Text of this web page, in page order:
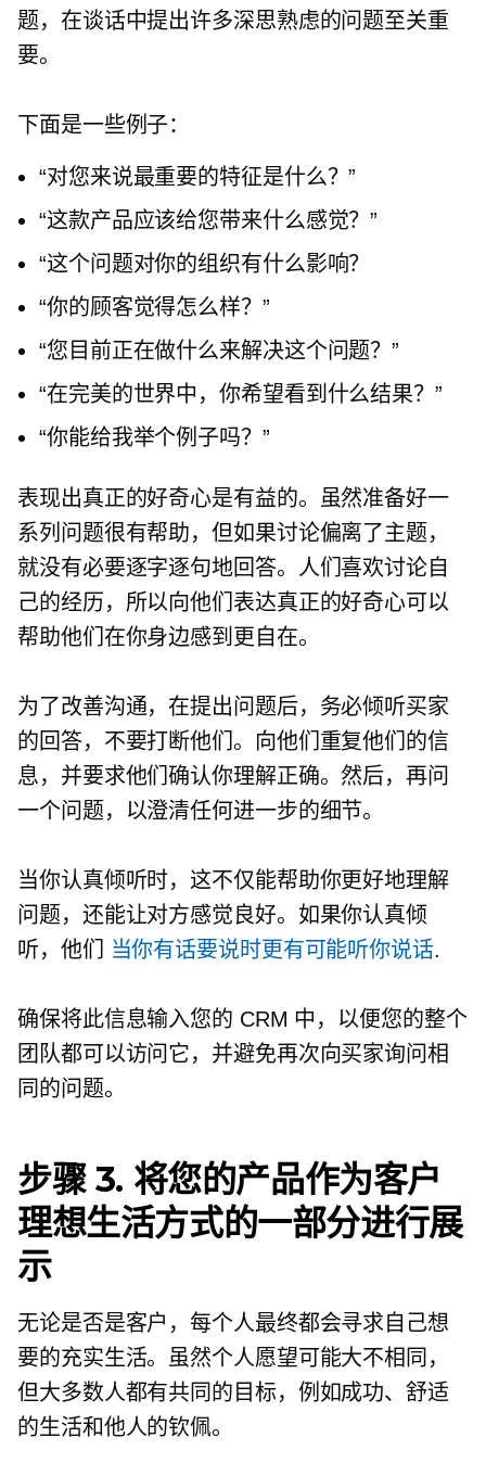
题，在谈话中提出许多深思熟虑的问题至关重
要。
下面是一些例子：
“对您来说最重要的特征是什么？”
“这款产品应该给您带来什么感觉？”
“这个问题对你的组织有什么影响？
“你的顾客觉得怎么样？”
“您目前正在做什么来解决这个问题？”
“在完美的世界中，你希望看到什么结果？”
“你能给我举个例子吗？”
表现出真正的好奇心是有益的。虽然准备好一
系列问题很有帮助，但如果讨论偏离了主题，
就没有必要逐字逐句地回答。人们喜欢讨论自
己的经历，所以向他们表达真正的好奇心可以
帮助他们在你身边感到更自在。
为了改善沟通，在提出问题后，务必倾听买家
的回答，不要打断他们。向他们重复他们的信
息，并要求他们确认你理解正确。然后，再问
一个问题，以澄清任何进一步的细节。
当你认真倾听时，这不仅能帮助你更好地理解
问题，还能让对方感觉良好。如果你认真倾
听，他们
当你有话要说时更有可能听你说话.
确保将此信息输入您的 CRM 中，以便您的整个
团队都可以访问它，并避免再次向买家询问相
同的问题。
步骤 3. 将您的产品作为客户
理想生活方式的一部分进行展
示
无论是否是客户，每个人最终都会寻求自己想
要的充实生活。虽然个人愿望可能大不相同，
但大多数人都有共同的目标，例如成功、舒适
的生活和他人的钦佩。